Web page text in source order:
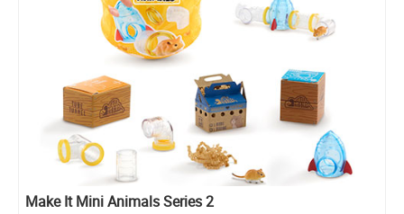
Make It Mini Animals Series 2